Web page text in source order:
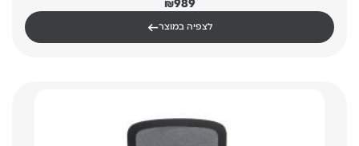
₪989
←לצפיה במוצר